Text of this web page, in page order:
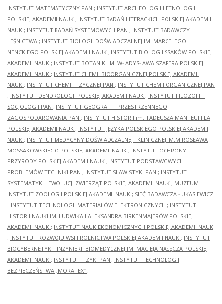
INSTYTUT MATEMATYCZNY PAN ; INSTYTUT ARCHEOLOGII I ETNOLOGII
POLSKIEJ AKADEMII NAUK ; INSTYTUT BADAŃ LITERACKICH POLSKIEJ AKADEMII
NAUK ; INSTYTUT BADAŃ SYSTEMOWYCH PAN ; INSTYTUT BADAWCZY
LEŚNICTWA ; INSTYTUT BIOLOGII DOŚWIADCZALNEJ IM. MARCELEGO
NENCKIEGO POLSKIEJ AKADEMII NAUK ; INSTYTUT BIOLOGII SSAKÓW POLSKIEJ
AKADEMII NAUK ; INSTYTUT BOTANIKI IM. WŁADYSŁAWA SZAFERA POLSKIEJ
AKADEMII NAUK ; INSTYTUT CHEMII BIOORGANICZNEJ POLSKIEJ AKADEMII
NAUK ; INSTYTUT CHEMII FIZYCZNEJ PAN ; INSTYTUT CHEMII ORGANICZNEJ PAN
; INSTYTUT DENDROLOGII POLSKIEJ AKADEMII NAUK ; INSTYTUT FILOZOFII I
SOCJOLOGII PAN ; INSTYTUT GEOGRAFII I PRZESTRZENNEGO
ZAGOSPODAROWANIA PAN ; INSTYTUT HISTORII im. TADEUSZA MANTEUFFLA
POLSKIEJ AKADEMII NAUK ; INSTYTUT JĘZYKA POLSKIEGO POLSKIEJ AKADEMII
NAUK ; INSTYTUT MEDYCYNY DOŚWIADCZALNEJ I KLINICZNEJ IM.MIROSŁAWA
MOSSAKOWSKIEGO POLSKIEJ AKADEMII NAUK ; INSTYTUT OCHRONY
PRZYRODY POLSKIEJ AKADEMII NAUK ; INSTYTUT PODSTAWOWYCH
PROBLEMÓW TECHNIKI PAN ; INSTYTUT SLAWISTYKI PAN ; INSTYTUT
SYSTEMATYKI I EWOLUCJI ZWIERZĄT POLSKIEJ AKADEMII NAUK ; MUZEUM I
INSTYTUT ZOOLOGII POLSKIEJ AKADEMII NAUK ; SIEĆ BADAWCZA ŁUKASIEWICZ
- INSTYTUT TECHNOLOGII MATERIAŁÓW ELEKTRONICZNYCH ; INSTYTUT
HISTORII NAUKI IM. LUDWIKA I ALEKSANDRA BIRKENMAJERÓW POLSKIEJ
AKADEMII NAUK ; INSTYTUT NAUK EKONOMICZNYCH POLSKIEJ AKADEMII NAUK
; INSTYTUT ROZWOJU WSI I ROLNICTWA POLSKIEJ AKADEMII NAUK ; INSTYTUT
BIOCYBERNETYKI I INŻYNIERII BIOMEDYCZNEJ IM. MACIEJA NAŁĘCZA POLSKIEJ
AKADEMII NAUK ; INSTYTUT FIZYKI PAN ; INSTYTUT TECHNOLOGII
BEZPIECZEŃSTWA „MORATEX” ;